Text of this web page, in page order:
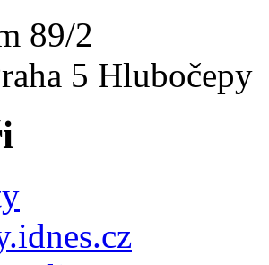
89/2
5 Hlubočepy